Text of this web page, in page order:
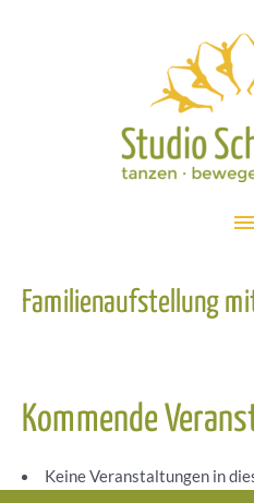
Familienaufstellung
Kommende
Keine Veranstaltungen in